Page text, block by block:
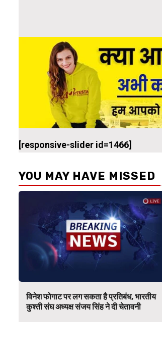
[responsive-slider id=1466]
YOU MAY HAVE MISSED
विनेश फोगाट पर लग सकता है प्रतिबंध, भारतीय
कुश्ती संघ अध्यक्ष संजय सिंह ने दी चेतावनी